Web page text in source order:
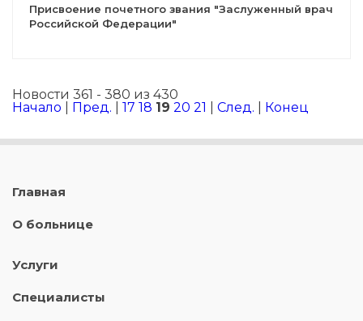
Присвоение почетного звания "Заслуженный врач
Российской Федерации"
Новости 361 - 380 из 430
Начало
Пред. 17 18 19 20 21 След. Конец
Главная
О больнице
Услуги
Специалисты